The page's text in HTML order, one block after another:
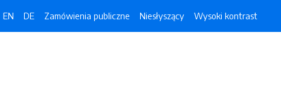
EN DE Zamówienia publiczne Niesłyszący Wysoki kontrast